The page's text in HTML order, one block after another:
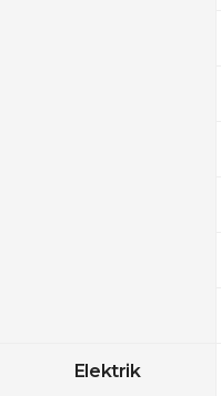
Elektrik